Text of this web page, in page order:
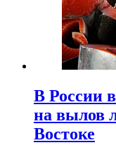
В России
на вылов
Востоке